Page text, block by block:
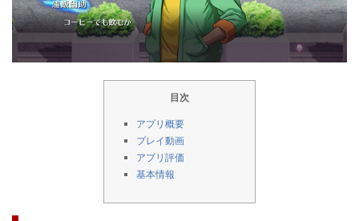
目次
アプリ概要
プレイ動画
アプリ評価
基本情報